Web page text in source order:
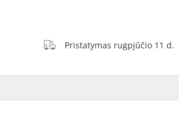
Pristatymas rugpjūčio 11 d.